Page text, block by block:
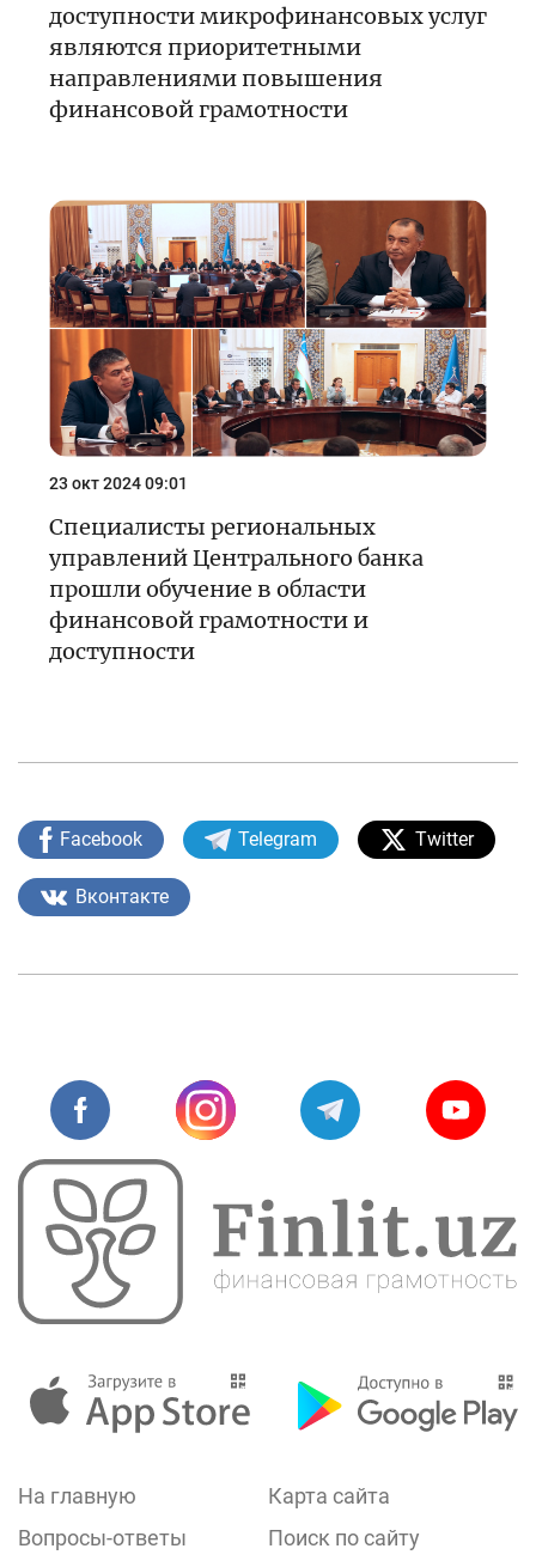
доступности микрофинансовых услуг
являются приоритетными
направлениями повышения
финансовой грамотности
23 окт 2024 09:01
Специалисты региональных
управлений Центрального банка
прошли обучение в области
финансовой грамотности и
доступности
Facebook Telegram Twitter
Вконтакте
На главную
Карта сайта
Вопросы-ответы
Поиск по сайту